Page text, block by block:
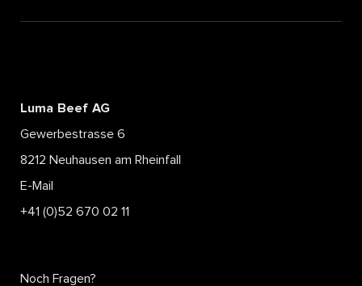
Luma Beef AG
Gewerbestrasse 6
8212 Neuhausen am Rheinfall
E-Mail
+41 (0)52 670 02 11
Noch Fragen?